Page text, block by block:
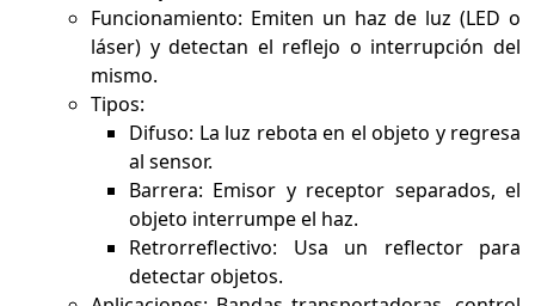
Funcionamiento: Emiten un haz de luz (LED o
láser) y detectan el reflejo o interrupción del
mismo.
Tipos:
Difuso: La luz rebota en el objeto y regresa
al sensor.
Barrera: Emisor y receptor separados, el
objeto interrumpe el haz.
Retrorreflectivo: Usa un reflector para
detectar objetos.